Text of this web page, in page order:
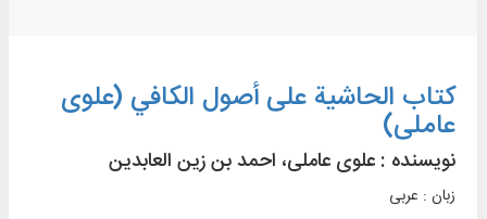
کتاب الحاشیة علی أصول الكافي (علوی
عاملی)
نویسنده : علوی عاملی، احمد بن زین العابدین
زبان : عربی